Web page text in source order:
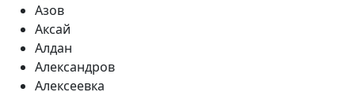
Азов
Аксай
Алдан
Александров
Алексеевка